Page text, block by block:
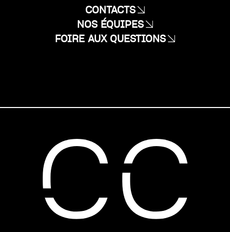
CONTACTS
NOS ÉQUIPES
FOIRE AUX QUESTIONS